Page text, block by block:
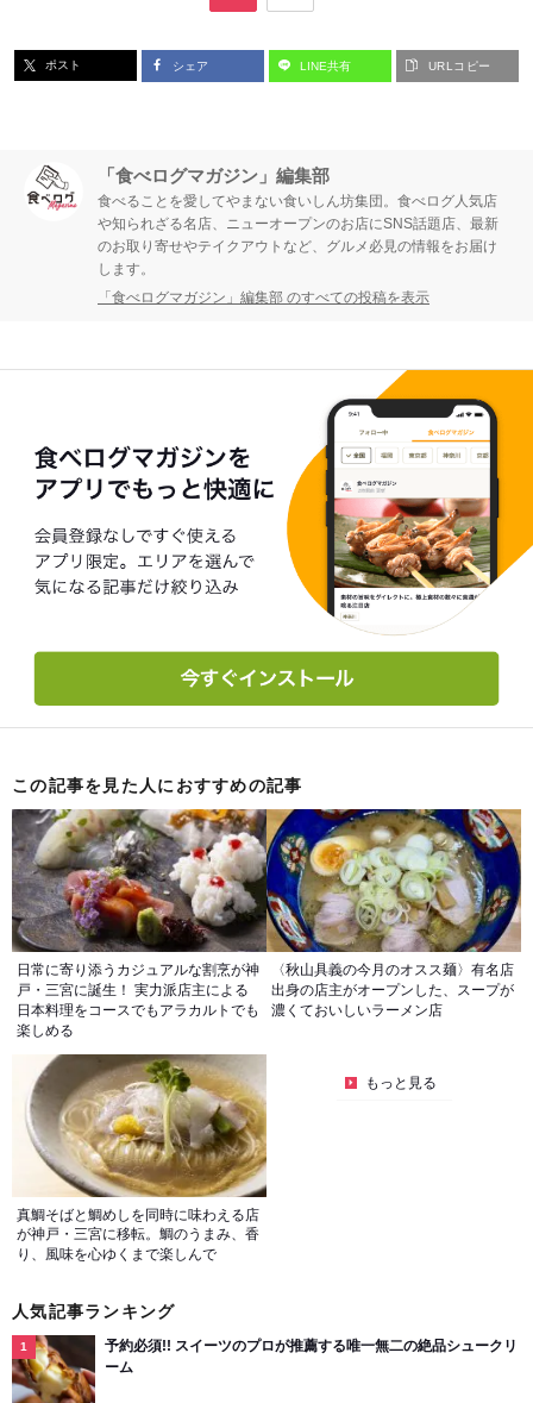
ジ ジ
ポスト シェア LINE共有 URLコピー
「食べログマガジン」編集部
食べることを愛してやまない食いしん坊集団。食べログ人気店
や知られざる名店、ニューオープンのお店にSNS話題店、最新
のお取り寄せやテイクアウトなど、グルメ必見の情報をお届け
します。
「食べログマガジン」編集部 のすべての投稿を表示
この記事を見た人におすすめの記事
日常に寄り添うカジュアルな割烹が神
戸・三宮に誕生！ 実力派店主による
日本料理をコースでもアラカルトでも
楽しめる
〈秋山具義の今月のオスス麺〉有名店
出身の店主がオープンした、スープが
濃くておいしいラーメン店
真鯛そばと鯛めしを同時に味わえる店
が神戸・三宮に移転。鯛のうまみ、香
り、風味を心ゆくまで楽しんで
もっと見る
人気記事ランキング
予約必須!! スイーツのプロが推薦する唯一無二の絶品シュークリ
ーム